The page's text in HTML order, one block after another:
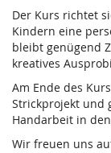
Der Kurs richtet
Kindern eine
bleibt genügend
kreatives
Am Ende des
Strickprojekt und
Handarbeit in
Wir freuen uns